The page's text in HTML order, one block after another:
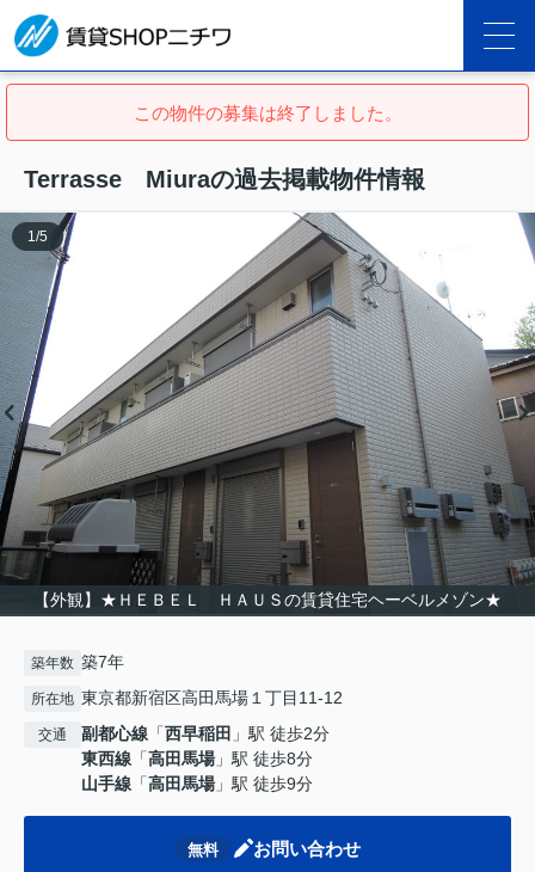
この物件の募集は終了しました。
Terrasse Miuraの過去掲載物件情報
【外観】★ＨＥＢＥＬ ＨＡＵＳの賃貸住宅ヘーベルメゾン★
1 /5
築年数 築7年
所在地 東京都新宿区高田馬場１丁目11-12
交通 副都心線 「西早稲田 」駅 徒歩2分
東西線 「高田馬場」駅 徒歩8分
山手線 「高田馬場」駅 徒歩9分
無料 お問い合わせ